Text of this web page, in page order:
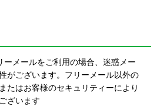
ーメールをご利用の場合、迷惑メー
がございます。フリーメール以外の
たはお客様のセキュリティーにより
ざいます